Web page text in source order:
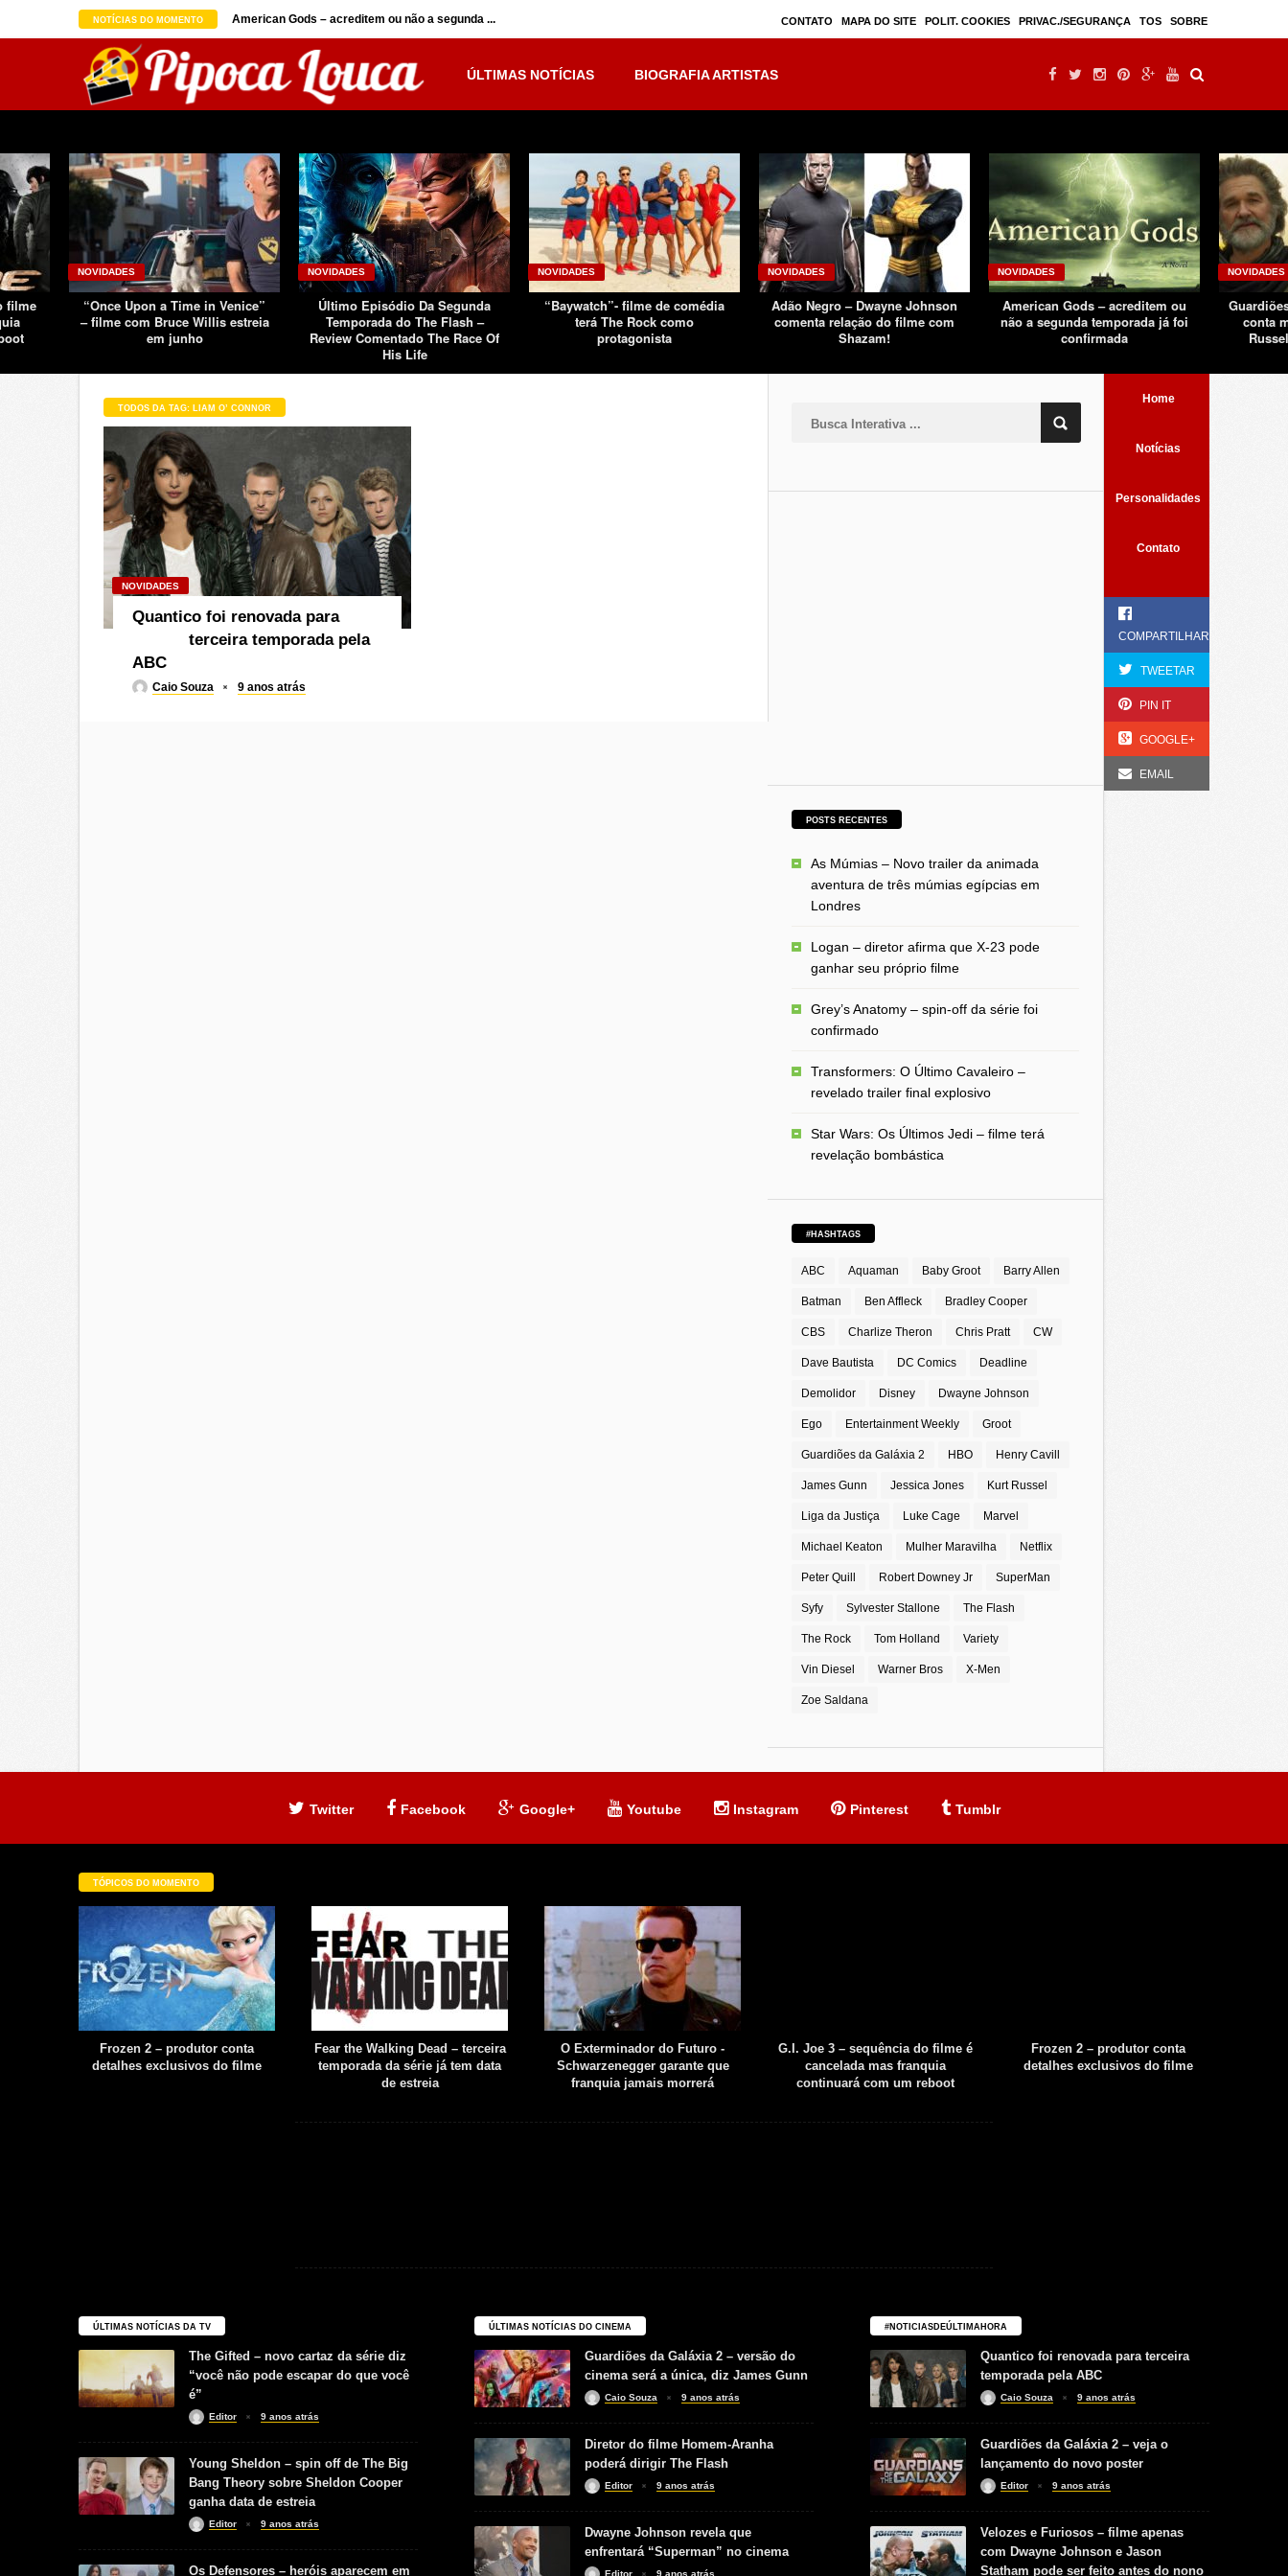
NOTÍCIAS DO MOMENTO
seguindo sucesso d ... American Gods – acreditem ou não a segunda ... Inumanos – série seguirá separada, mas no ... Mulan – filme live-action seguindo sucesso d ...
CONTATO MAPA DO SITE POLIT. COOKIES PRIVAC./SEGURANÇA TOS SOBRE
ÚLTIMAS NOTÍCIAS BIOGRAFIA ARTISTAS
filme
NOVIDADES
“Once Upon a Time in Venice”
– filme com Bruce Willis estreia
em junho
NOVIDADES
Último Episódio Da Segunda
Temporada do The Flash –
Review Comentado The Race Of
His Life
NOVIDADES
“Baywatch”- filme de comédia
terá The Rock como
protagonista
NOVIDADES
Adão Negro – Dwayne Johnson
comenta relação do filme com
Shazam!
NOVIDADES
American Gods – acreditem ou
não a segunda temporada já foi
confirmada
NOVIDADES
conta
Home
Notícias
Personalidades
Contato
COMPARTILHAR
TWEETAR
PIN IT
GOOGLE+
EMAIL
TODOS DA TAG: LIAM O’ CONNOR
NOVIDADES
Quantico foi renovada para
terceira temporada pela
ABC
Caio Souza 9 anos atrás
POSTS RECENTES
As Múmias – Novo trailer da animada
aventura de três múmias egípcias em
Londres
Logan – diretor afirma que X-23 pode
ganhar seu próprio filme
Grey’s Anatomy – spin-off da série foi
confirmado
Transformers: O Último Cavaleiro –
revelado trailer final explosivo
Star Wars: Os Últimos Jedi – filme terá
revelação bombástica
#HASHTAGS
ABC Aquaman Baby Groot Barry Allen
Batman Ben Affleck Bradley Cooper
CBS Charlize Theron Chris Pratt CW
Dave Bautista DC Comics Deadline
Demolidor Disney Dwayne Johnson
Ego Entertainment Weekly Groot
Guardiões da Galáxia 2 HBO Henry Cavill
James Gunn Jessica Jones Kurt Russel
Liga da Justiça Luke Cage Marvel
Michael Keaton Mulher Maravilha Netflix
Peter Quill Robert Downey Jr SuperMan
Syfy Sylvester Stallone The Flash
The Rock Tom Holland Variety
Vin Diesel Warner Bros X-Men
Zoe Saldana
Twitter Facebook Google+ Youtube Instagram Pinterest Tumblr
TÓPICOS DO MOMENTO
Frozen 2 – produtor conta
detalhes exclusivos do filme
Fear the Walking Dead – terceira
temporada da série já tem data
de estreia
O Exterminador do Futuro -
Schwarzenegger garante que
franquia jamais morrerá
G.I. Joe 3 – sequência do filme é
cancelada mas franquia
continuará com um reboot
Frozen 2 – produtor conta
detalhes exclusivos do filme
ÚLTIMAS NOTÍCIAS DA TV
The Gifted – novo cartaz da série diz
“você não pode escapar do que você
é”
Editor 9 anos atrás
Young Sheldon – spin off de The Big
Bang Theory sobre Sheldon Cooper
ganha data de estreia
Editor 9 anos atrás
Os Defensores – heróis aparecem em
ÚLTIMAS NOTÍCIAS DO CINEMA
Guardiões da Galáxia 2 – versão do
cinema será a única, diz James Gunn
Caio Souza 9 anos atrás
Diretor do filme Homem-Aranha
poderá dirigir The Flash
Editor 9 anos atrás
Dwayne Johnson revela que
enfrentará “Superman” no cinema
Editor 9 anos atrás
#NOTICIASDEÚLTIMAHORA
Quantico foi renovada para terceira
temporada pela ABC
Caio Souza 9 anos atrás
Guardiões da Galáxia 2 – veja o
lançamento do novo poster
Editor 9 anos atrás
Velozes e Furiosos – filme apenas
com Dwayne Johnson e Jason
Statham pode ser feito antes do nono